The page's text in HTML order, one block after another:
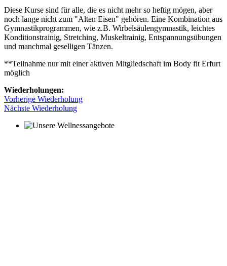
Diese Kurse sind für alle, die es nicht mehr so heftig mögen, aber
noch lange nicht zum "Alten Eisen" gehören. Eine Kombination aus
Gymnastikprogrammen, wie z.B. Wirbelsäulengymnastik, leichtes
Konditionstrainig, Stretching, Muskeltrainig, Entspannungsübungen
und manchmal geselligen Tänzen.
**Teilnahme nur mit einer aktiven Mitgliedschaft im Body fit Erfurt
möglich
Wiederholungen:
Vorherige Wiederholung
Nächste Wiederholung